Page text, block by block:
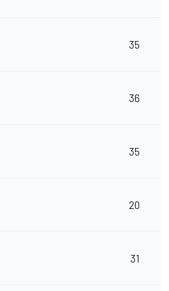
35
36
35
20
31